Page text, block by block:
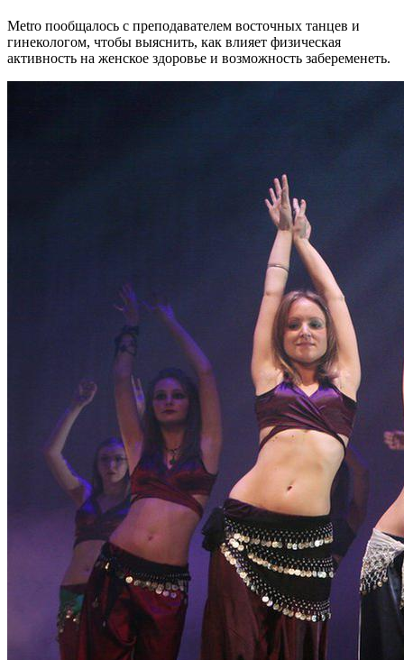
Metro пообщалось с преподавателем восточных танцев и
гинекологом, чтобы выяснить, как влияет физическая
активность на женское здоровье и возможность забеременеть.